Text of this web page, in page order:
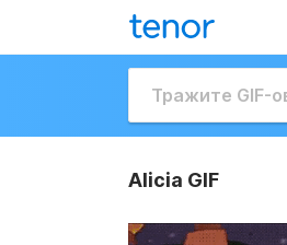
Alicia GIF